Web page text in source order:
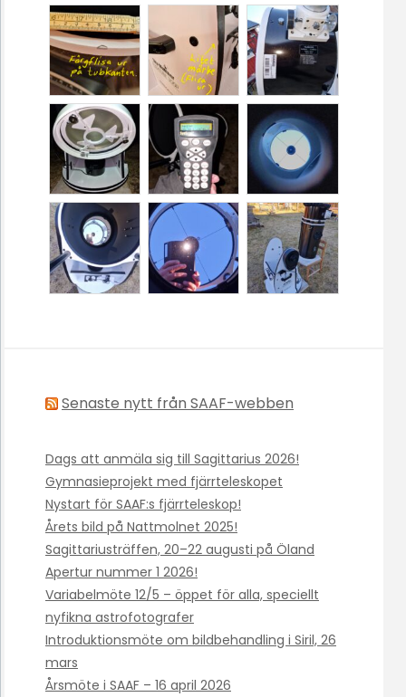
Senaste nytt från SAAF-webben
Dags att anmäla sig till Sagittarius 2026!
Gymnasieprojekt med fjärrteleskopet
Nystart för SAAF:s fjärrteleskop!
Årets bild på Nattmolnet 2025!
Sagittariusträffen, 20–22 augusti på Öland
Apertur nummer 1 2026!
Variabelmöte 12/5 – öppet för alla, speciellt
nyfikna astrofotografer
Introduktionsmöte om bildbehandling i Siril, 26
mars
Årsmöte i SAAF – 16 april 2026